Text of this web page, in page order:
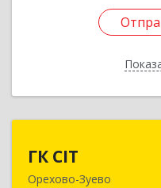
ГК CIT
Орехово-Зуево
142600,